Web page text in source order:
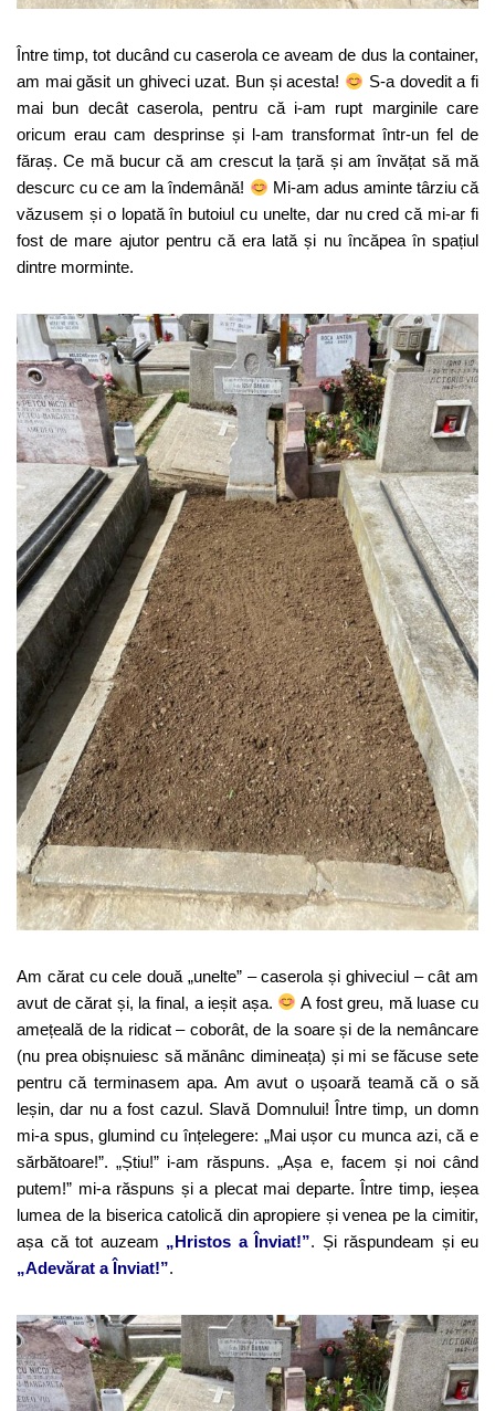
Între timp, tot ducând cu caserola ce aveam de dus la container,
am mai găsit un ghiveci uzat. Bun și acesta!
S-a dovedit a fi
mai bun decât caserola, pentru că i-am rupt marginile care
oricum erau cam desprinse și l-am transformat într-un fel de
făraș. Ce mă bucur că am crescut la țară și am învățat să mă
descurc cu ce am la îndemână!
Mi-am adus aminte târziu că
văzusem și o lopată în butoiul cu unelte, dar nu cred că mi-ar fi
fost de mare ajutor pentru că era lată și nu încăpea în spațiul
dintre morminte.
Am cărat cu cele două „unelte” – caserola și ghiveciul – cât am
avut de cărat și, la final, a ieșit așa.
A fost greu, mă luase cu
amețeală de la ridicat – coborât, de la soare și de la nemâncare
(nu prea obișnuiesc să mănânc dimineața) și mi se făcuse sete
pentru că terminasem apa. Am avut o ușoară teamă că o să
leșin, dar nu a fost cazul. Slavă Domnului! Între timp, un domn
mi-a spus, glumind cu înțelegere: „Mai ușor cu munca azi, că e
sărbătoare!”. „Știu!” i-am răspuns. „Așa e, facem și noi când
putem!” mi-a răspuns și a plecat mai departe. Între timp, ieșea
lumea de la biserica catolică din apropiere și venea pe la cimitir,
așa că tot auzeam „Hristos a Înviat!”. Și răspundeam și eu
„Adevărat a Înviat!”.